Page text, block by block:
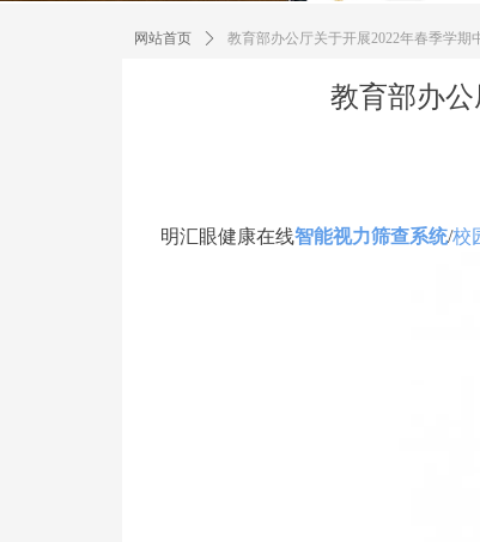
教育部办
明汇眼健康在线智能视力筛查系统/校
网站首页 ꄲ 教育部办公厅关于开展2022年春季学期